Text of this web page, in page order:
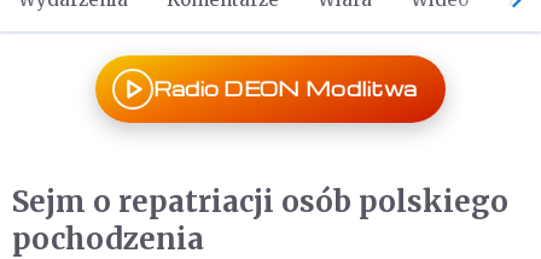
Radio DEON Modlitwa
Sejm o repatriacji osób polskiego
pochodzenia